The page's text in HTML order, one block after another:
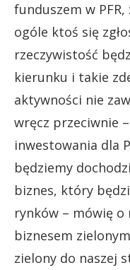
funduszem w
ogóle ktoś się
rzeczywistość
kierunku i takie
aktywności nie
wręcz przeciwnie
inwestowania dla
będziemy
biznes, który
rynków – mówię o
biznesem
zielony do naszej